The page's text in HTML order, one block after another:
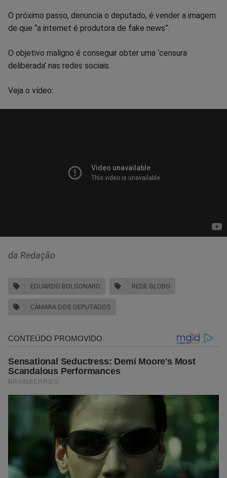
O próximo passo, denuncia o deputado, é vender a imagem
de que “a internet é produtora de fake news”.
O objetivo maligno é conseguir obter uma ‘censura
deliberada’ nas redes sociais.
Veja o vídeo:
da Redação
EDUARDO BOLSONARO REDE GLOBO
CÂMARA DOS DEPUTADOS